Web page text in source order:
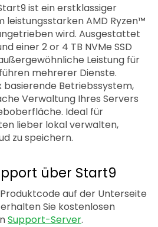
ist ein erstklassiger
leistungsstarken AMD Ryzen™
wird. Ausgestattet
einer 2 or 4 TB NVMe SSD
Leistung für
mehrerer Dienste.
basierende Betriebssystem,
Verwaltung Ihres Servers
Ideal für
lieber lokal verwalten,
zu speichern.
über Start9
auf der Unterseite
Sie kostenlosen
Support-Server.